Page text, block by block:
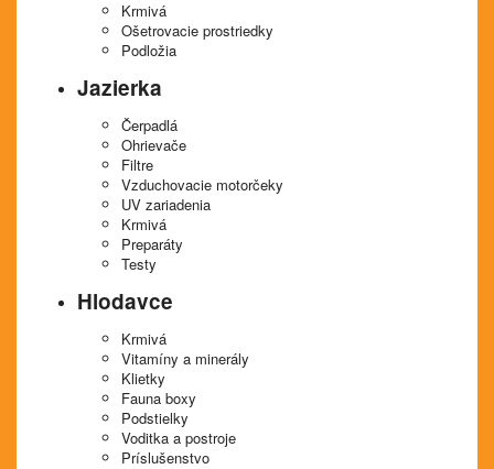
Krmivá
Ošetrovacie prostriedky
Podložia
Jazierka
Čerpadlá
Ohrievače
Filtre
Vzduchovacie motorčeky
UV zariadenia
Krmivá
Preparáty
Testy
Hlodavce
Krmivá
Vitamíny a minerály
Klietky
Fauna boxy
Podstielky
Voditka a postroje
Príslušenstvo